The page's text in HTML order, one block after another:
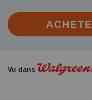
Vu dans